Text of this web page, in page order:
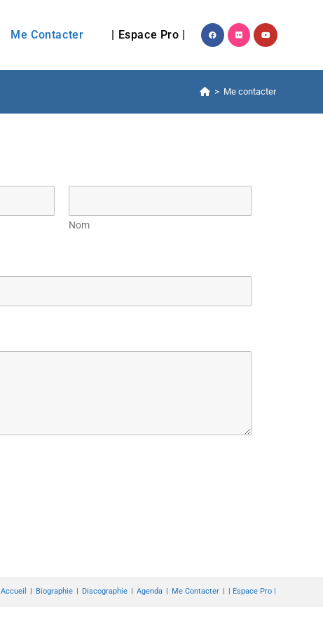
Me Contacter | Espace Pro |
> Me contacter
Nom
Accueil Biographie Discographie Agenda Me Contacter | Espace Pro |